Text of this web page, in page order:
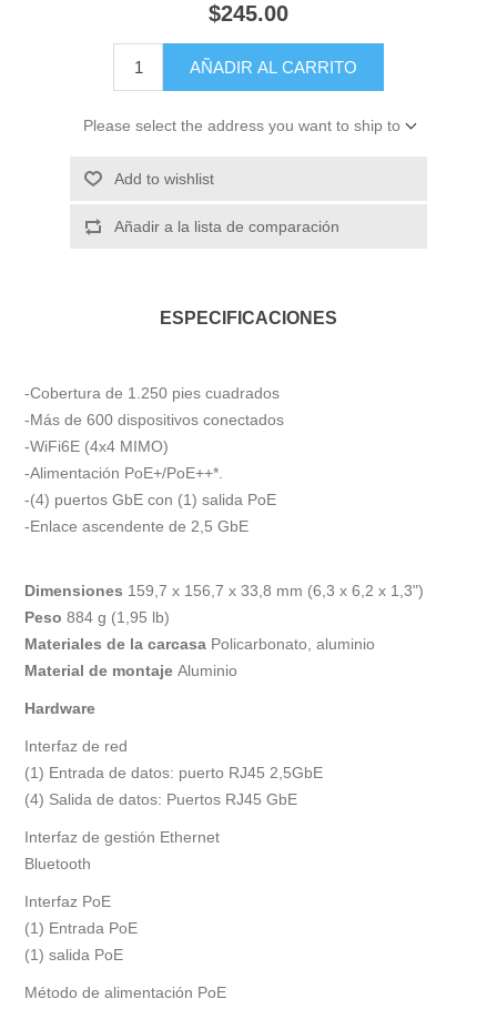
$245.00
AÑADIR AL CARRITO
Please select the address you want to ship to
Add to wishlist
Añadir a la lista de comparación
ESPECIFICACIONES
-Cobertura de 1.250 pies cuadrados
-Más de 600 dispositivos conectados
-WiFi6E (4x4 MIMO)
-Alimentación PoE+/PoE++*.
-(4) puertos GbE con (1) salida PoE
-Enlace ascendente de 2,5 GbE
Dimensiones 159,7 x 156,7 x 33,8 mm (6,3 x 6,2 x 1,3")
Peso 884 g (1,95 lb)
Materiales de la carcasa Policarbonato, aluminio
Material de montaje Aluminio
Hardware
Interfaz de red
(1) Entrada de datos: puerto RJ45 2,5GbE
(4) Salida de datos: Puertos RJ45 GbE
Interfaz de gestión Ethernet
Bluetooth
Interfaz PoE
(1) Entrada PoE
(1) salida PoE
Método de alimentación PoE